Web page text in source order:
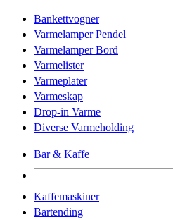
Bankettvogner
Varmelamper Pendel
Varmelamper Bord
Varmelister
Varmeplater
Varmeskap
Drop-in Varme
Diverse Varmeholding
Bar & Kaffe
Kaffemaskiner
Bartending